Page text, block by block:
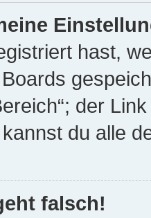
hast,
der
du alle
falsch!